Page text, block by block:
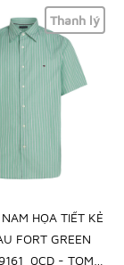
Thanh lý
HỌA TIẾT KẺ
FORT GREEN
- TOMMY